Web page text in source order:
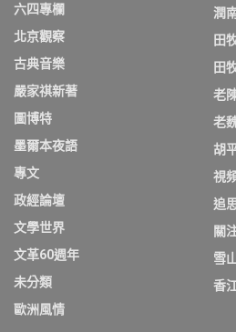
六四專欄
北京觀察
古典音樂
嚴家祺新著
圖博特
墨爾本夜語
專文
政經論壇
文學世界
文革60週年
未分類
歐洲風情
潤
田
田
老
老
胡
視
追
關
雪
香